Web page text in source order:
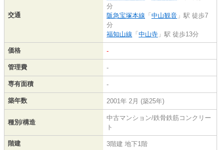
交通
分
阪急宝塚本線 「 中山観音 」駅 徒歩7
分
福知山線 「 中山寺 」駅 徒歩13分
価格 -
管理費 -
専有面積 -
築年数 2001年 2月 (築25年)
種別/構造
中古マンション/鉄骨鉄筋コンクリー
ト
階建 3階建 地下1階